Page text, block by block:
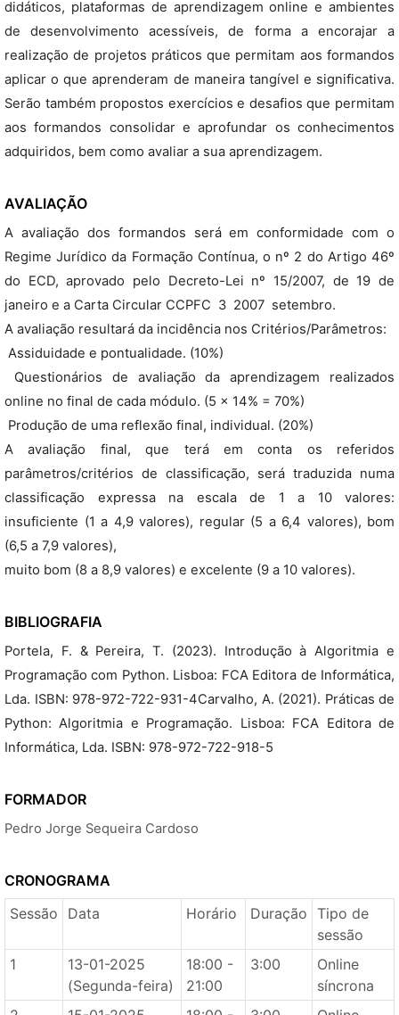
didáticos, plataformas de aprendizagem online e ambientes
de desenvolvimento acessíveis, de forma a encorajar a
realização de projetos práticos que permitam aos formandos
aplicar o que aprenderam de maneira tangível e significativa.
Serão também propostos exercícios e desafios que permitam
aos formandos consolidar e aprofundar os conhecimentos
adquiridos, bem como avaliar a sua aprendizagem.
AVALIAÇÃO
A avaliação dos formandos será em conformidade com o
Regime Jurídico da Formação Contínua, o nº 2 do Artigo 46º
do ECD, aprovado pelo Decreto-Lei nº 15/2007, de 19 de
janeiro e a Carta Circular CCPFC  3  2007  setembro.
A avaliação resultará da incidência nos Critérios/Parâmetros:
 Assiduidade e pontualidade. (10%)
 Questionários de avaliação da aprendizagem realizados
online no final de cada módulo. (5 x 14% = 70%)
 Produção de uma reflexão final, individual. (20%)
A avaliação final, que terá em conta os referidos
parâmetros/critérios de classificação, será traduzida numa
classificação expressa na escala de 1 a 10 valores:
insuficiente (1 a 4,9 valores), regular (5 a 6,4 valores), bom
(6,5 a 7,9 valores),
muito bom (8 a 8,9 valores) e excelente (9 a 10 valores).
BIBLIOGRAFIA
Portela, F. & Pereira, T. (2023). Introdução à Algoritmia e
Programação com Python. Lisboa: FCA Editora de Informática,
Lda. ISBN: 978-972-722-931-4Carvalho, A. (2021). Práticas de
Python: Algoritmia e Programação. Lisboa: FCA Editora de
Informática, Lda. ISBN: 978-972-722-918-5
FORMADOR
Pedro Jorge Sequeira Cardoso
CRONOGRAMA
Sessão
Data Horário Duração Tipo de
sessão
1
13-01-2025
(Segunda-feira)
18:00 -
21:00
3:00
Online
síncrona